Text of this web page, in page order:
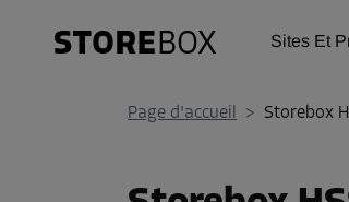
Sites Et
Page d'accueil > Storebox